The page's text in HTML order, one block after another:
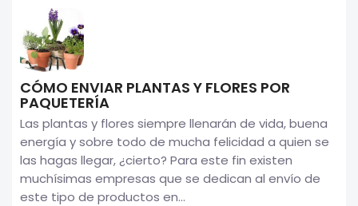
CÓMO ENVIAR PLANTAS Y FLORES POR
PAQUETERÍA
Las plantas y flores siempre llenarán de vida, buena
energía y sobre todo de mucha felicidad a quien se
las hagas llegar, ¿cierto? Para este fin existen
muchísimas empresas que se dedican al envío de
este tipo de productos en...